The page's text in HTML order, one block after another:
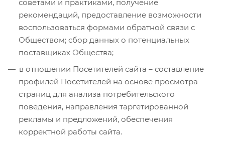
советами и практиками, получение
рекомендаций, предоставление возможности
воспользоваться формами обратной связи с
Обществом; сбор данных о потенциальных
поставщиках Общества;
в отношении Посетителей сайта – составление
профилей Посетителей на основе просмотра
страниц для анализа потребительского
поведения, направления таргетированной
рекламы и предложений, обеспечения
корректной работы сайта.